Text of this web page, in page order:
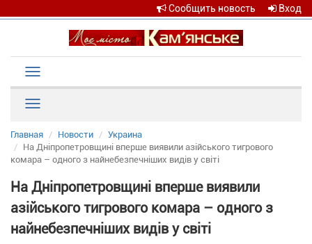
Сообщить новость Вход
navigation
Главная Новости
Украина
На Дніпропетровщині вперше виявили азійського тигрового
комара – одного з найнебезпечніших видів у світі
На Дніпропетровщині вперше виявили
азійського тигрового комара – одного з
найнебезпечніших видів у світі